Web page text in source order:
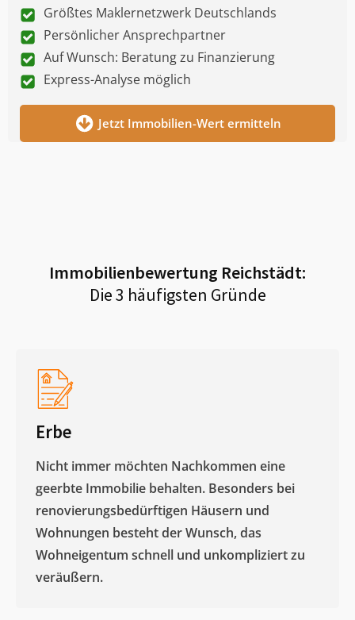
Größtes Maklernetzwerk Deutschlands
Persönlicher Ansprechpartner
Auf Wunsch: Beratung zu Finanzierung
Express-Analyse möglich
Jetzt Immobilien-Wert ermitteln
Immobilienbewertung Reichstädt:
Die 3 häufigsten Gründe
Erbe
Nicht immer möchten Nachkommen eine
geerbte Immobilie behalten. Besonders bei
renovierungsbedürftigen Häusern und
Wohnungen besteht der Wunsch, das
Wohneigentum schnell und unkompliziert zu
veräußern. ​